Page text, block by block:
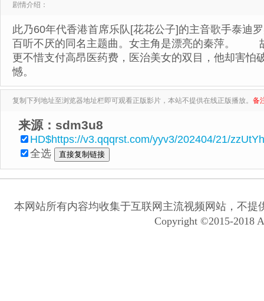
剧情介绍：
此乃60年代香港首席乐队[花花公子]的主音歌手泰迪
百听不厌的同名主题曲。女主角是漂亮的秦萍。
更不惜支付高昂医药费，医治美女的双目，他却害
憾。
复制下列地址至浏览器地址栏即可观看正版影片，本站不提供在线正版播放。 备
来源：sdm3u8
HD$https://v3.qqqrst.com/yyv3/202404/21/
全选
本网站所有内容均收集于互联网主流视频网站，不
Copyright ©2015-2018